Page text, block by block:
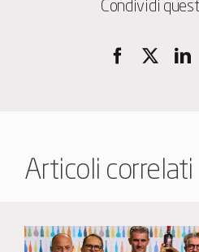
Condividi
Articoli correlati